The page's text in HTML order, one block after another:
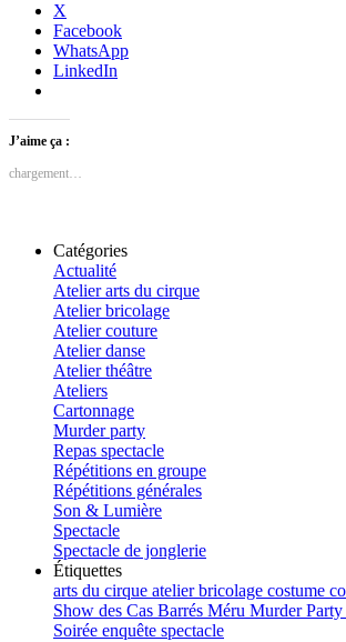
X
Facebook
WhatsApp
LinkedIn
J’aime ça :
chargement…
Catégories
Actualité
Atelier arts du cirque
Atelier bricolage
Atelier couture
Atelier danse
Atelier théâtre
Ateliers
Cartonnage
Murder party
Repas spectacle
Répétitions en groupe
Répétitions générales
Son & Lumière
Spectacle
Spectacle de jonglerie
Étiquettes
arts du cirque atelierbricolage costume
Show des Cas Barrés Méru Murder Party
Soirée enquête spectacle